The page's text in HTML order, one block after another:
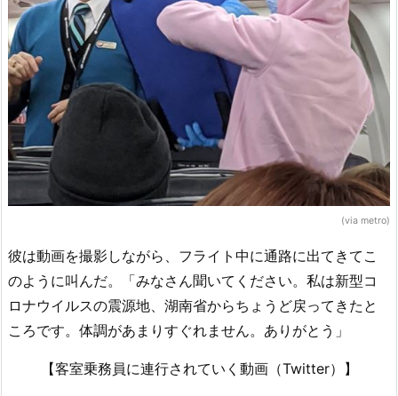
(via metro)
彼は動画を撮影しながら、フライト中に通路に出てきてこ
のように叫んだ。「みなさん聞いてください。私は新型コ
ロナウイルスの震源地、湖南省からちょうど戻ってきたと
ころです。体調があまりすぐれません。ありがとう」
【客室乗務員に連行されていく動画（Twitter）】